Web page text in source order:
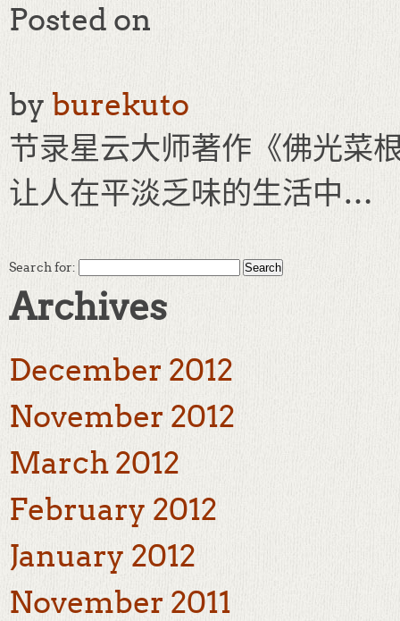
Posted on
by burekuto
节录星云大师著作《佛光菜
让人在平淡乏味的生活中…
Search for:
Archives
December 2012
November 2012
March 2012
February 2012
January 2012
November 2011